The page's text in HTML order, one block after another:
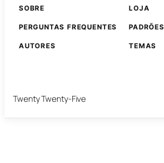
SOBRE
PERGUNTAS FREQUENTES
AUTORES
LOJA
PADRÕES
TEMAS
Twenty Twenty-Five